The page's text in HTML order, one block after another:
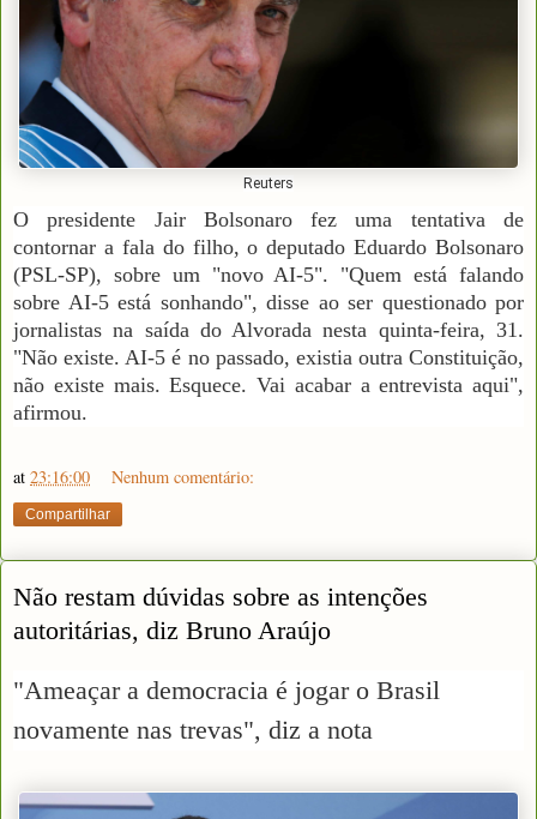
Reuters
O presidente Jair Bolsonaro fez uma tentativa de
contornar a fala do filho, o deputado Eduardo Bolsonaro
(PSL-SP), sobre um "novo AI-5". "Quem está falando
sobre AI-5 está sonhando", disse ao ser questionado por
jornalistas na saída do Alvorada nesta quinta-feira, 31.
"Não existe. AI-5 é no passado, existia outra Constituição,
não existe mais. Esquece. Vai acabar a entrevista aqui",
afirmou.
at 23:16:00 Nenhum comentário:
Compartilhar
Não restam dúvidas sobre as intenções
autoritárias, diz Bruno Araújo
"Ameaçar a democracia é jogar o Brasil
novamente nas trevas", diz a nota